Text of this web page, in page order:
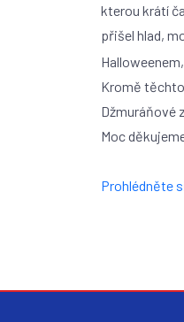
kterou krátí
přišel hlad,
Kromě
Džmuráňové
Moc
Prohlédněte